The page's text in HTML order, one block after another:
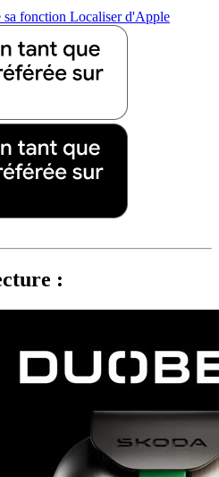
fonction Localiser d'Apple
: